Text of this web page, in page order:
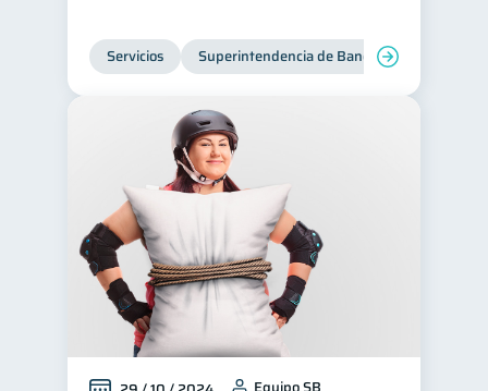
Servicios Superintendencia de Bancos